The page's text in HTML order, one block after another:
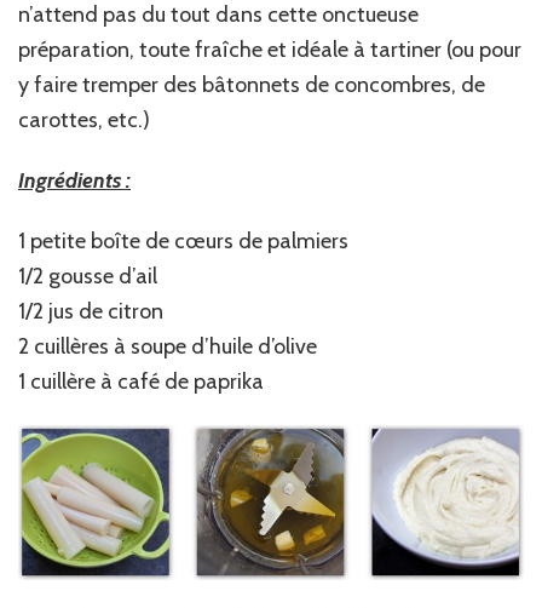
n’attend pas du tout dans cette onctueuse
préparation, toute fraîche et idéale à tartiner (ou pour
y faire tremper des bâtonnets de concombres, de
carottes, etc.)
Ingrédients :
1 petite boîte de cœurs de palmiers
1/2 gousse d’ail
1/2 jus de citron
2 cuillères à soupe d’huile d’olive
1 cuillère à café de paprika